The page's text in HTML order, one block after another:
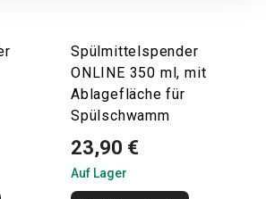
Spülmittelspender
ONLINE 350 ml, mit
Ablagefläche für
Spülschwamm
23,90 €
Auf Lager